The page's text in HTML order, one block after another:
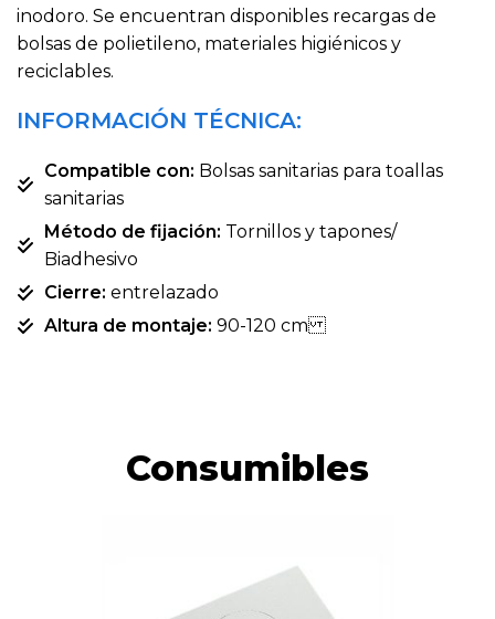
inodoro. Se encuentran disponibles recargas de
bolsas de polietileno, materiales higiénicos y
reciclables.
INFORMACIÓN TÉCNICA:
Compatible con: Bolsas sanitarias para toallas
sanitarias
Método de fijación: Tornillos y tapones/
Biadhesivo
Cierre: entrelazado
Altura de montaje: 90-120 cm
Consumibles